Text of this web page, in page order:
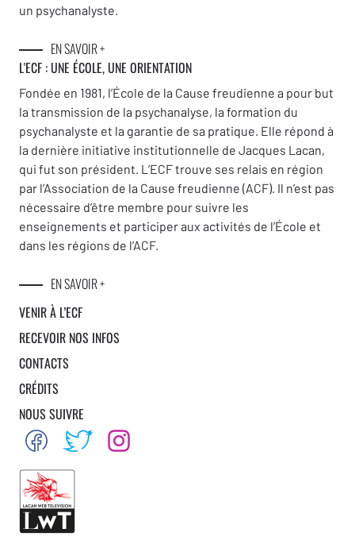
un psychanalyste.
EN SAVOIR +
L'ECF : UNE ÉCOLE, UNE ORIENTATION
Fondée en 1981, l’École de la Cause freudienne a pour but
la transmission de la psychanalyse, la formation du
psychanalyste et la garantie de sa pratique. Elle répond à
la dernière initiative institutionnelle de Jacques Lacan,
qui fut son président. L’ECF trouve ses relais en région
par l’Association de la Cause freudienne (ACF). Il n’est pas
nécessaire d’être membre pour suivre les
enseignements et participer aux activités de l’École et
dans les régions de l’ACF.
EN SAVOIR +
VENIR À L’ECF
RECEVOIR NOS INFOS
CONTACTS
CRÉDITS
NOUS SUIVRE